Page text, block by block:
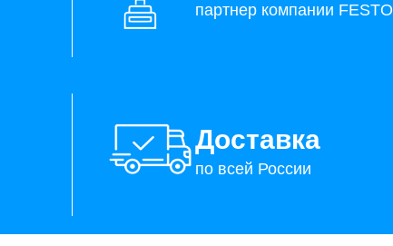
партнер компании FESTO
Доставка
по всей России